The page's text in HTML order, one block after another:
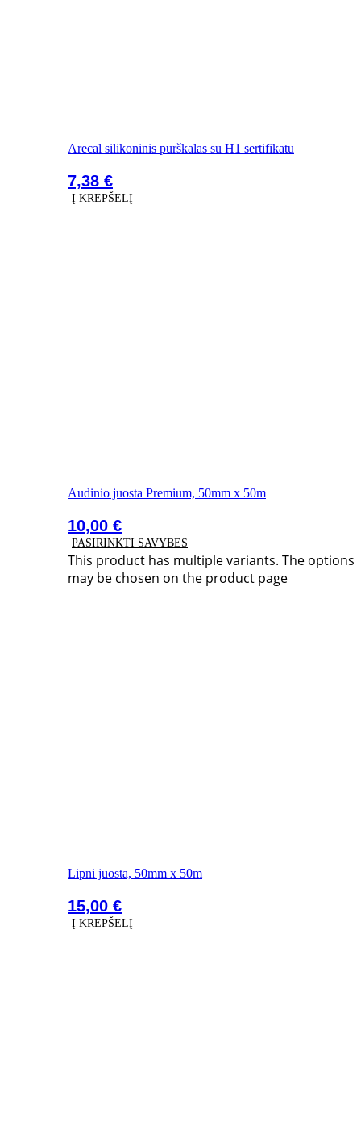
Arecal silikoninis purškalas su H1 sertifikatu
7,38 €
Į KREPŠELĮ
Audinio juosta Premium, 50mm x 50m
10,00 €
PASIRINKTI SAVYBES
This product has multiple variants. The options
may be chosen on the product page
Lipni juosta, 50mm x 50m
15,00 €
Į KREPŠELĮ